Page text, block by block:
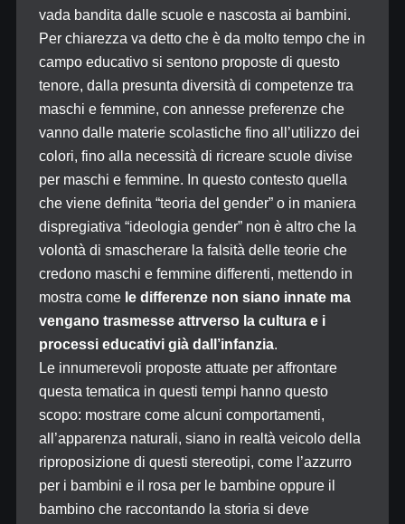
vada bandita dalle scuole e nascosta ai bambini.
Per chiarezza va detto che è da molto tempo che in
campo educativo si sentono proposte di questo
tenore, dalla presunta diversità di competenze tra
maschi e femmine, con annesse preferenze che
vanno dalle materie scolastiche fino all’utilizzo dei
colori, fino alla necessità di ricreare scuole divise
per maschi e femmine. In questo contesto quella
che viene definita “teoria del gender” o in maniera
dispregiativa “ideologia gender” non è altro che la
volontà di smascherare la falsità delle teorie che
credono maschi e femmine differenti, mettendo in
mostra come le differenze non siano innate ma
vengano trasmesse attrverso la cultura e i
processi educativi già dall’infanzia.
Le innumerevoli proposte attuate per affrontare
questa tematica in questi tempi hanno questo
scopo: mostrare come alcuni comportamenti,
all’apparenza naturali, siano in realtà veicolo della
riproposizione di questi stereotipi, come l’azzurro
per i bambini e il rosa per le bambine oppure il
bambino che raccontando la storia si deve